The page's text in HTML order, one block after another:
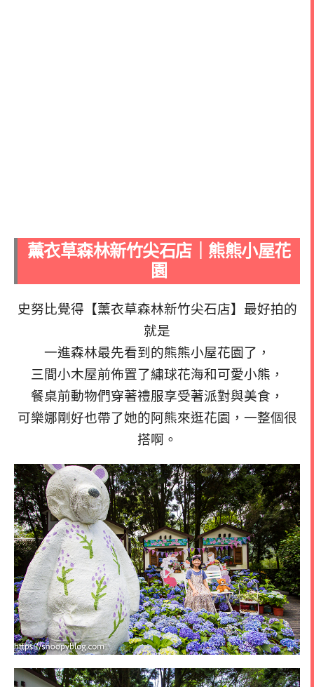
薰衣草森林新竹尖石店｜熊熊小屋花
園
史努比覺得【薰衣草森林新竹尖石店】最好拍的
就是
一進森林最先看到的熊熊小屋花園了，
三間小木屋前佈置了繡球花海和可愛小熊，
餐桌前動物們穿著禮服享受著派對與美食，
可樂娜剛好也帶了她的阿熊來逛花園，一整個很
搭啊。